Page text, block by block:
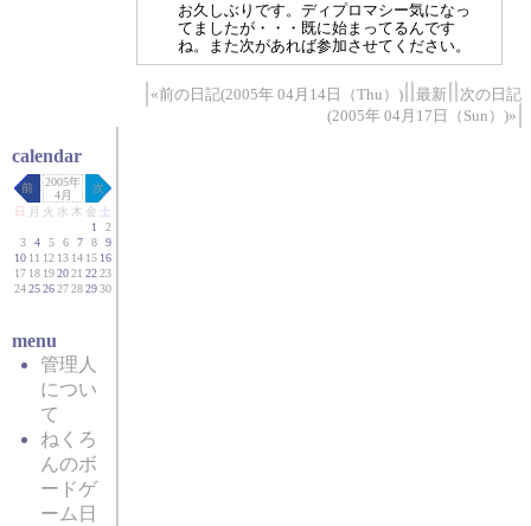
お久しぶりです。ディプロマシー気になっ
てましたが・・・既に始まってるんです
ね。また次があれば参加させてください。
«前の日記(2005年 04月14日（Thu）) 最新
次の日記
(2005年 04月17日（Sun）)»
calendar
前
2005年
4月
次
日
月 火 水 木 金 土
1
2
3
4 5 6 7 8
9
10 11 12 13 14 15 16
17 18 192021 2223
24252627282930
menu
管理人
につい
て
ねくろ
んのボ
ードゲ
ーム日